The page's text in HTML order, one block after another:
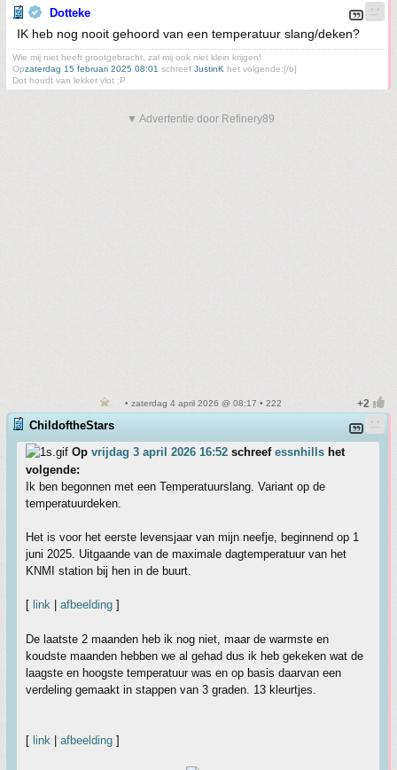
Dotteke
IK heb nog nooit gehoord van een temperatuur slang/deken?
Wie mij niet heeft grootgebracht, zal mij ook niet klein krijgen!
Opzaterdag 15 februari 2025 08:01 schreef JustinK het volgende:[/b]
Dot houdt van lekker vlot :P
▼ Advertentie door Refinery89
• zaterdag 4 april 2026 @ 08:17 • 222
ChildoftheStars
Op vrijdag 3 april 2026 16:52 schreef essnhills het
volgende:
Ik ben begonnen met een Temperatuurslang. Variant op de
temperatuurdeken.
Het is voor het eerste levensjaar van mijn neefje, beginnend op 1
juni 2025. Uitgaande van de maximale dagtemperatuur van het
KNMI station bij hen in de buurt.
[ link afbeelding ]
De laatste 2 maanden heb ik nog niet, maar de warmste en
koudste maanden hebben we al gehad dus ik heb gekeken wat de
laagste en hoogste temperatuur was en op basis daarvan een
verdeling gemaakt in stappen van 3 graden. 13 kleurtjes.
[ link afbeelding ]